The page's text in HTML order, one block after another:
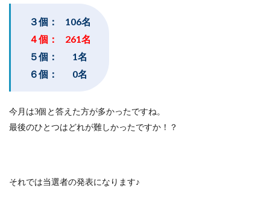
３個： 106名
４個： 261名
５個： 1名
６個： 0名
今月は3個と答えた方が多かったですね。
最後のひとつはどれが難しかったですか！？
それでは当選者の発表になります♪